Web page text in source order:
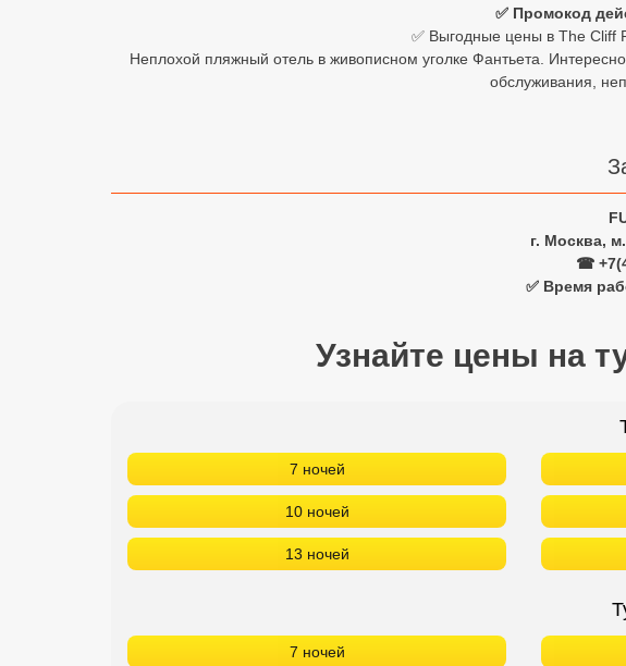
✅ Промокод
✅ Выгодные цены в The Cliff
Неплохой пляжный отель в живописном уголке Фантьета.
обслуживания,
г. Москва,
☎
✅ Время
Узнайте цены на
7 ночей
10 ночей
13 ночей
7 ночей
Кав Мин Воды
Экскурсионные туры
VIP отели 5 звезд
ТОП 10 недорогих отелей